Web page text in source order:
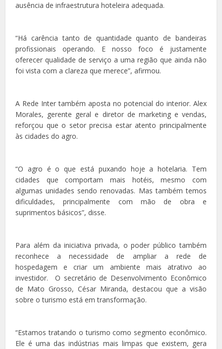
ausência de infraestrutura hoteleira adequada.
“Há carência tanto de quantidade quanto de bandeiras
profissionais operando. E nosso foco é justamente
oferecer qualidade de serviço a uma região que ainda não
foi vista com a clareza que merece”, afirmou.
A Rede Inter também aposta no potencial do interior. Alex
Morales, gerente geral e diretor de marketing e vendas,
reforçou que o setor precisa estar atento principalmente
às cidades do agro.
“O agro é o que está puxando hoje a hotelaria. Tem
cidades que comportam mais hotéis, mesmo com
algumas unidades sendo renovadas. Mas também temos
dificuldades, principalmente com mão de obra e
suprimentos básicos”, disse.
Para além da iniciativa privada, o poder público também
reconhece a necessidade de ampliar a rede de
hospedagem e criar um ambiente mais atrativo ao
investidor. O secretário de Desenvolvimento Econômico
de Mato Grosso, César Miranda, destacou que a visão
sobre o turismo está em transformação.
“Estamos tratando o turismo como segmento econômico.
Ele é uma das indústrias mais limpas que existem, gera